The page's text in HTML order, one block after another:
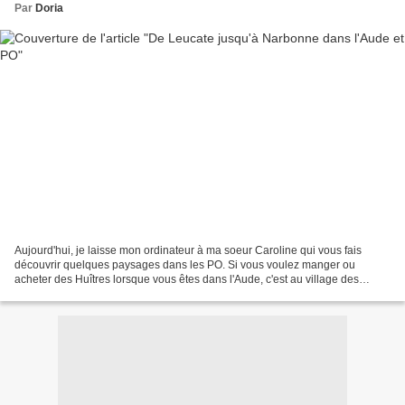
Par Doria
Aujourd'hui, je laisse mon ordinateur à ma soeur Caroline qui vous fais
découvrir quelques paysages dans les PO. Si vous voulez manger ou
acheter des Huîtres lorsque vous êtes dans l'Aude, c'est au village des